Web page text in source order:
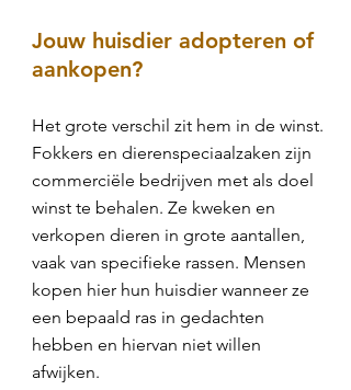
Jouw huisdier adopteren of
aankopen?
Het grote verschil zit hem in de winst.
Fokkers en dierenspeciaalzaken zijn
commerciële bedrijven met als doel
winst te behalen. Ze kweken en
verkopen dieren in grote aantallen,
vaak van specifieke rassen. Mensen
kopen hier hun huisdier wanneer ze
een bepaald ras in gedachten
hebben en hiervan niet willen
afwijken.